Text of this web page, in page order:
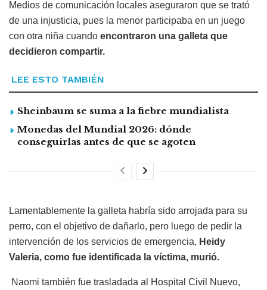
Medios de comunicación locales aseguraron que se trató
de una injusticia, pues la menor participaba en un juego
con otra niña cuando encontraron una galleta que
decidieron compartir.
LEE ESTO TAMBIÉN
Sheinbaum se suma a la fiebre mundialista
Monedas del Mundial 2026: dónde
conseguirlas antes de que se agoten
Lamentablemente la galleta habría sido arrojada para su
perro, con el objetivo de dañarlo, pero luego de pedir la
intervención de los servicios de emergencia, Heidy
Valeria, como fue identificada la víctima, murió.
Naomi también fue trasladada al Hospital Civil Nuevo,